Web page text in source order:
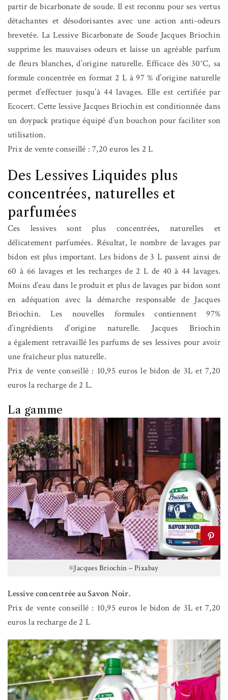
partir de bicarbonate de soude. Il est reconnu pour ses vertus
détachantes et désodorisantes avec une action anti-odeurs
brevetée. La Lessive Bicarbonate de Soude Jacques Briochin
supprime les mauvaises odeurs et laisse un agréable parfum
de fleurs blanches, d’origine naturelle. Efficace dès 30°C, sa
formule concentrée en format 2 L à 97 % d’origine naturelle
permet d’effectuer jusqu’à 44 lavages. Elle est certifiée par
Ecocert. Cette lessive Jacques Briochin est conditionnée dans
un doypack pratique équipé d’un bouchon pour faciliter son
utilisation.
Prix de vente conseillé : 7,20 euros les 2 L
Des Lessives Liquides plus
concentrées, naturelles et
parfumées
Ces lessives sont plus concentrées, naturelles et
délicatement parfumées. Résultat, le nombre de lavages par
bidon est plus important. Les bidons de 3 L passent ainsi de
60 à 66 lavages et les recharges de 2 L de 40 à 44 lavages.
Moins d’eau dans le produit et plus de lavages par bidon sont
en adéquation avec la démarche responsable de Jacques
Briochin. Les nouvelles formules contiennent 97%
d’ingrédients d’origine naturelle. Jacques Briochin
a également retravaillé les parfums de ses lessives pour avoir
une fraîcheur plus naturelle.
Prix de vente conseillé : 10,95 euros le bidon de 3L et 7,20
euros la recharge de 2 L.
La gamme
©Jacques Briochin – Pixabay
Lessive concentrée au Savon Noir.
Prix de vente conseillé : 10,95 euros le bidon de 3L et 7,20
euros la recharge de 2 L